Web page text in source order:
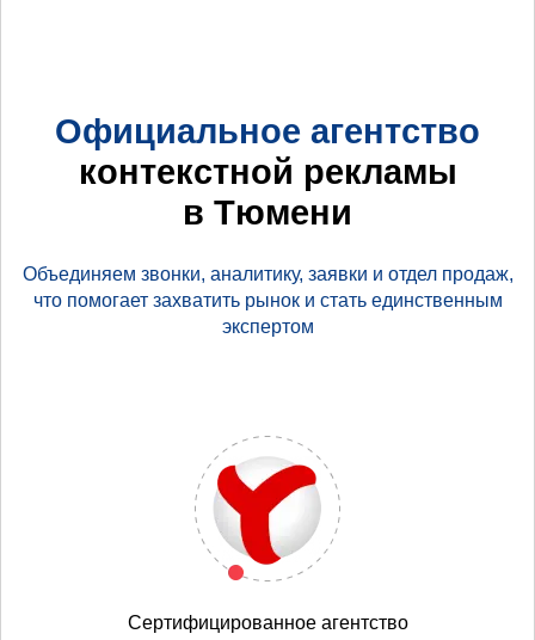
Официальное агентство
контекстной рекламы
в Тюмени
Объединяем звонки, аналитику, заявки и отдел продаж,
что помогает захватить рынок и стать единственным
экспертом
Сертифицированное агентство